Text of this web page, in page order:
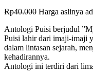
Rp40.000 Harga aslinya
Antologi Puisi berjudul
Puisi lahir dari imaji-imaji
dalam lintasan sejarah,
kehadirannya.
Antologi ini terdiri dari